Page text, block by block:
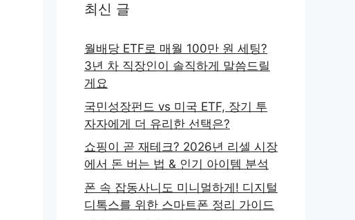
최신 글
월배당 ETF로 매월 100만 원 세팅?
3년 차 직장인이 솔직하게 말씀드릴
게요
국민성장펀드 vs 미국 ETF, 장기 투
자자에게 더 유리한 선택은?
쇼핑이 곧 재테크? 2026년 리셀 시장
에서 돈 버는 법 & 인기 아이템 분석
폰 속 잡동사니도 미니멀하게! 디지털
디톡스를 위한 스마트폰 정리 가이드